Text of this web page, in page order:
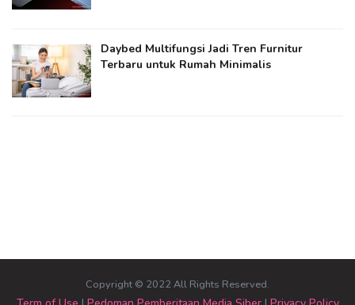
Daybed Multifungsi Jadi Tren Furnitur
Terbaru untuk Rumah Minimalis
Copyright © 2022 All Rights Reserved.